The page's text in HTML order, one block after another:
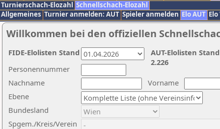
Turnierschach-Elozahl Schnellschach-Elozahl
Allgemeines Turnier anmelden: AUT Spieler anmelden Elo AUT
Willkommen bei den offiziellen
Nachname
Vorname
Ebene
Personennummer
Bundesland
Spgem./Kreis/Verein
AUT-Elolisten
2.226
FIDE-Elolisten Stand